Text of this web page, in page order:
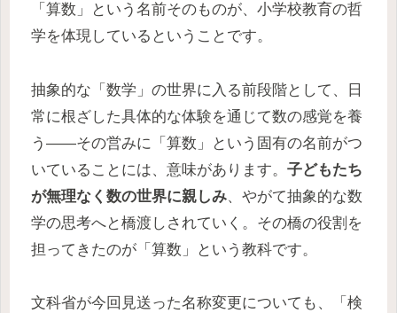
「算数」という名前そのものが、小学校教育の哲
学を体現しているということです。
抽象的な「数学」の世界に入る前段階として、日
常に根ざした具体的な体験を通じて数の感覚を養
う——その営みに「算数」という固有の名前がつ
いていることには、意味があります。 子どもたち
が無理なく数の世界に親しみ、やがて抽象的な数
学の思考へと橋渡しされていく。その橋の役割を
担ってきたのが「算数」という教科です。
文科省が今回見送った名称変更についても、「検